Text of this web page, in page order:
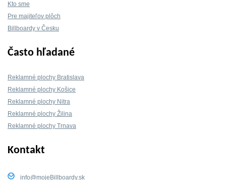
Kto sme
Pre majiteľov plôch
Billboardy v Česku
Často hľadané
Reklamné plochy Bratislava
Reklamné plochy Košice
Reklamné plochy Nitra
Reklamné plochy Žilina
Reklamné plochy Trnava
Kontakt
info@mojeBillboardy.sk